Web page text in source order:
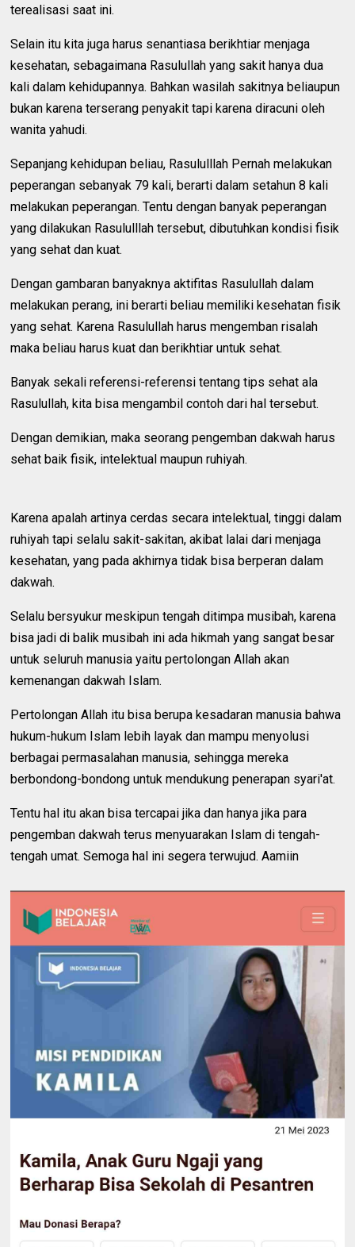
terealisasi saat ini.
Selain itu kita juga harus senantiasa berikhtiar menjaga
kesehatan, sebagaimana Rasulullah yang sakit hanya dua
kali dalam kehidupannya. Bahkan wasilah sakitnya beliaupun
bukan karena terserang penyakit tapi karena diracuni oleh
wanita yahudi.
Sepanjang kehidupan beliau, Rasululllah Pernah melakukan
peperangan sebanyak 79 kali, berarti dalam setahun 8 kali
melakukan peperangan. Tentu dengan banyak peperangan
yang dilakukan Rasululllah tersebut, dibutuhkan kondisi fisik
yang sehat dan kuat.
Dengan gambaran banyaknya aktifitas Rasulullah dalam
melakukan perang, ini berarti beliau memiliki kesehatan fisik
yang sehat. Karena Rasulullah harus mengemban risalah
maka beliau harus kuat dan berikhtiar untuk sehat.
Banyak sekali referensi-referensi tentang tips sehat ala
Rasulullah, kita bisa mengambil contoh dari hal tersebut.
Dengan demikian, maka seorang pengemban dakwah harus
sehat baik fisik, intelektual maupun ruhiyah.
Karena apalah artinya cerdas secara intelektual, tinggi dalam
ruhiyah tapi selalu sakit-sakitan, akibat lalai dari menjaga
kesehatan, yang pada akhirnya tidak bisa berperan dalam
dakwah.
Selalu bersyukur meskipun tengah ditimpa musibah, karena
bisa jadi di balik musibah ini ada hikmah yang sangat besar
untuk seluruh manusia yaitu pertolongan Allah akan
kemenangan dakwah Islam.
Pertolongan Allah itu bisa berupa kesadaran manusia bahwa
hukum-hukum Islam lebih layak dan mampu menyolusi
berbagai permasalahan manusia, sehingga mereka
berbondong-bondong untuk mendukung penerapan syari'at.
Tentu hal itu akan bisa tercapai jika dan hanya jika para
pengemban dakwah terus menyuarakan Islam di tengah-
tengah umat. Semoga hal ini segera terwujud. Aamiin